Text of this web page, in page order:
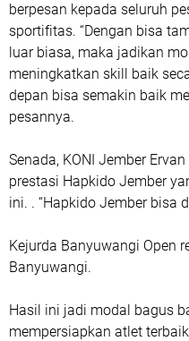
berpesan kepada seluruh
sportifitas. “Dengan bisa
luar biasa, maka jadikan
meningkatkan skill baik
depan bisa semakin baik
pesannya.
Senada, KONI Jember
prestasi Hapkido Jember
ini. . “Hapkido Jember bisa
Kejurda Banyuwangi Open
Banyuwangi.
Hasil ini jadi modal bagus
mempersiapkan atlet